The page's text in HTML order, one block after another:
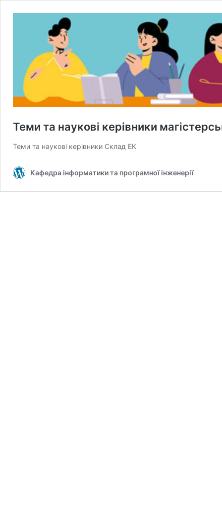
Теми та наукові керівники
Теми та наукові керівники Склад ЕК
Кафедра інформатики та програмної інженерії